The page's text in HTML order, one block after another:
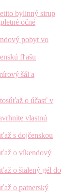
bylinný sirup
očné
pobyt vo
fľašu
šál a
o účasť v
vlastnú
s dojčenskou
o víkendový
o šialený gél do
o patnerský